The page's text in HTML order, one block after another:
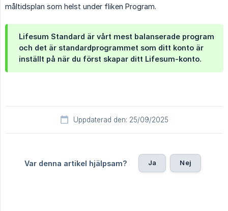
måltidsplan som helst under fliken Program.
Lifesum Standard är vårt mest balanserade program
och det är standardprogrammet som ditt konto är
inställt på när du först skapar ditt Lifesum-konto.
Uppdaterad den: 25/09/2025
Var denna artikel hjälpsam? Ja Nej